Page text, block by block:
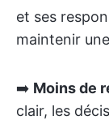
et ses
maintenir
➡️ Moins de
clair, les